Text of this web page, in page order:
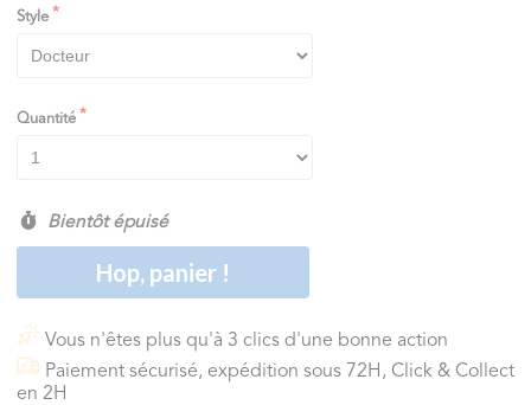
Style
Quantité
Bientôt épuisé
Hop, panier !
Vous n'êtes plus qu'à 3 clics d'une bonne action
Paiement sécurisé, expédition sous 72H, Click & Collect
en 2H